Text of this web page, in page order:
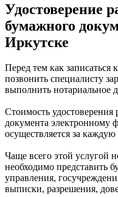
Удостоверение
бумажного
Иркутске
Перед тем как записаться
позвонить специалисту
выполнить нотариальное
Стоимость удостоверения
документа электронному
осуществляется за каждую
Чаще всего этой услугой
необходимо представить
управления,
выписки, разрешения,